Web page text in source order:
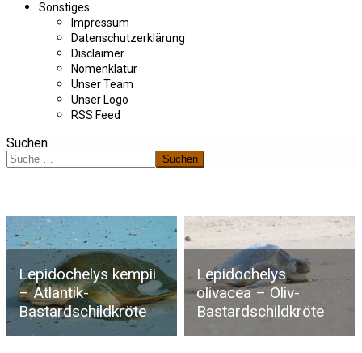
Sonstiges
Impressum
Datenschutzerklärung
Disclaimer
Nomenklatur
Unser Team
Unser Logo
RSS Feed
Suchen
Suchen
Lepidochelys kempii
– Atlantik-
Bastardschildkröte
Lepidochelys
olivacea – Oliv-
Bastardschildkröte